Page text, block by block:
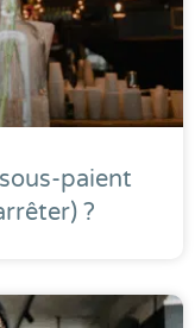
paient
?